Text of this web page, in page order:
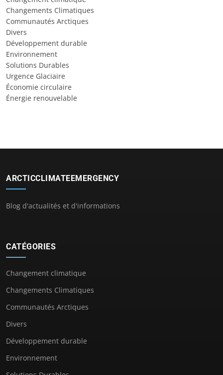
Changements Climatiques
Communautés Arctiques
Divers
Développement durable
Environnement
Solutions Durables
Urgence Glaciaire
Économie circulaire
Énergie renouvelable
ARCTICCLIMATEEMERGENCY
Blog d'actualités et d'informations
CATÉGORIES
Changement climatique
Changements Climatiques
Communautés Arctiques
Divers
Développement durable
Environnement